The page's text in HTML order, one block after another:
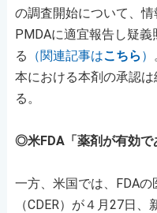
の調査開始について、情
PMDAに適宜報告し疑
る
（関連記事はこちら ）
本における本剤の承認
る。
◎米FDA「薬剤が有効で
一方、米国では、FDA
（CDER）が４月27日